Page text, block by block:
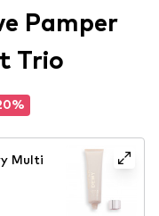
Pamper
Trio
Multi